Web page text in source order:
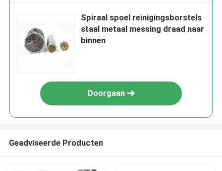
Spiraal spoel reinigingsborstels
staal metaal messing draad naar
binnen
Doorgaan
Geadviseerde Producten